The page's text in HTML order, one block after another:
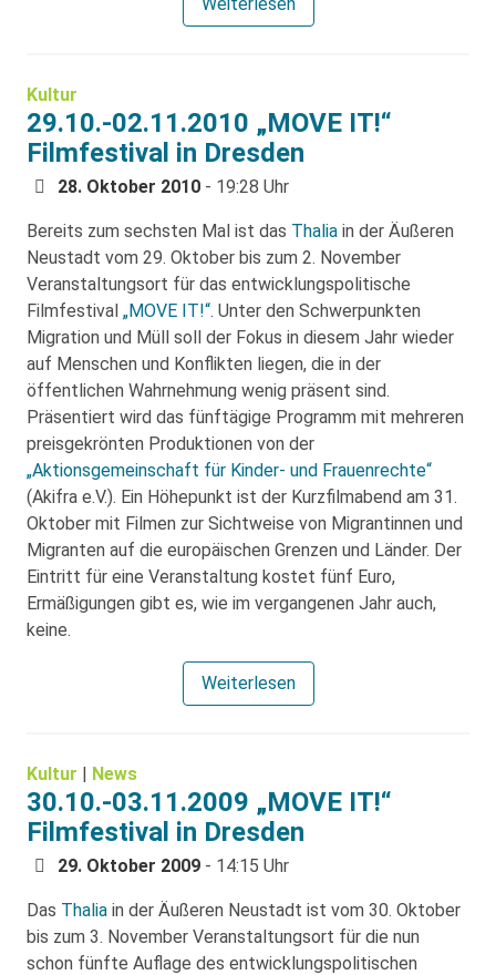
Kultur
29.10.-02.11.2010 „MOVE IT!“
Filmfestival in Dresden
28. Oktober 2010 - 19:28 Uhr
Bereits zum sechsten Mal ist das Thalia in der Äußeren
Neustadt vom 29. Oktober bis zum 2. November
Veranstaltungsort für das entwicklungspolitische
Filmfestival „MOVE IT!“. Unter den Schwerpunkten
Migration und Müll soll der Fokus in diesem Jahr wieder
auf Menschen und Konflikten liegen, die in der
öffentlichen Wahrnehmung wenig präsent sind.
Präsentiert wird das fünftägige Programm mit mehreren
preisgekrönten Produktionen von der
„Aktionsgemeinschaft für Kinder- und Frauenrechte“
(Akifra e.V.). Ein Höhepunkt ist der Kurzfilmabend am 31.
Oktober mit Filmen zur Sichtweise von Migrantinnen und
Migranten auf die europäischen Grenzen und Länder. Der
Eintritt für eine Veranstaltung kostet fünf Euro,
Ermäßigungen gibt es, wie im vergangenen Jahr auch,
keine.
Weiterlesen
Kultur | News
30.10.-03.11.2009 „MOVE IT!“
Filmfestival in Dresden
29. Oktober 2009 - 14:15 Uhr
Das Thalia in der Äußeren Neustadt ist vom 30. Oktober
bis zum 3. November Veranstaltungsort für die nun
schon fünfte Auflage des entwicklungspolitischen